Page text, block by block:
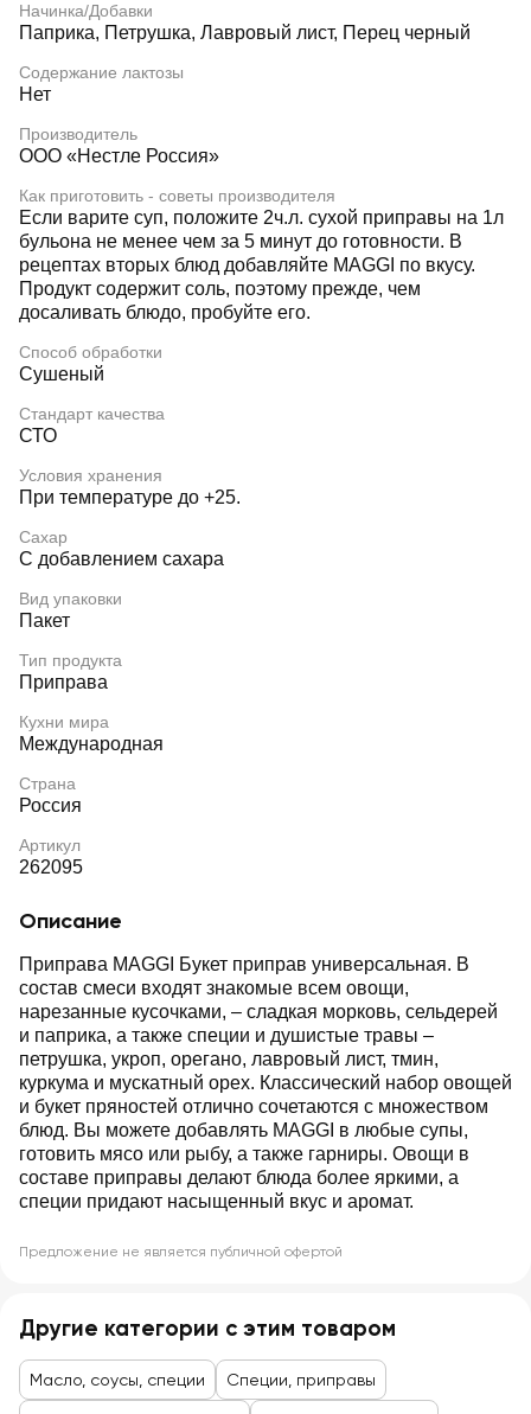
Начинка/Добавки
Паприка, Петрушка, Лавровый лист, Перец черный
Содержание лактозы
Нет
Производитель
ООО «Нестле Россия»
Как приготовить - советы производителя
Если варите суп, положите 2ч.л. сухой приправы на 1л
бульона не менее чем за 5 минут до готовности. В
рецептах вторых блюд добавляйте MAGGI по вкусу.
Продукт содержит соль, поэтому прежде, чем
досаливать блюдо, пробуйте его.
Способ обработки
Сушеный
Стандарт качества
СТО
Условия хранения
При температуре до +25.
Сахар
С добавлением сахара
Вид упаковки
Пакет
Тип продукта
Приправа
Кухни мира
Международная
Страна
Россия
Артикул
262095
Описание
Приправа MAGGI Букет приправ универсальная. В
состав смеси входят знакомые всем овощи,
нарезанные кусочками, – сладкая морковь, сельдерей
и паприка, а также специи и душистые травы –
петрушка, укроп, орегано, лавровый лист, тмин,
куркума и мускатный орех. Классический набор овощей
и букет пряностей отлично сочетаются с множеством
блюд. Вы можете добавлять MAGGI в любые супы,
готовить мясо или рыбу, а также гарниры. Овощи в
составе приправы делают блюда более яркими, а
специи придают насыщенный вкус и аромат.
Предложение не является публичной офертой
Другие категории с этим товаром
Масло, соусы, специи Специи, приправы